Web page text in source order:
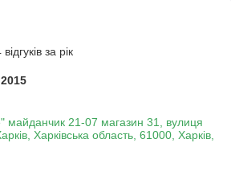
за рік
21-07 магазин 31, вулиця
Харківська область, 61000, Харків,